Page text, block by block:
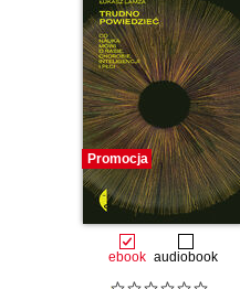
Promocja
ebook audiobook